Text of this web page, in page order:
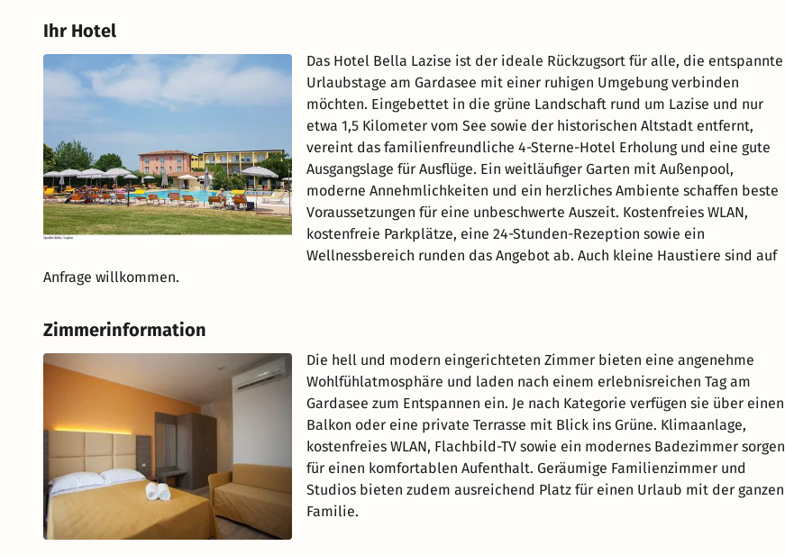
Ihr Hotel
Das Hotel Bella Lazise ist der ideale Rückzugsort für alle, die entspannte
Urlaubstage am Gardasee mit einer ruhigen Umgebung verbinden
möchten. Eingebettet in die grüne Landschaft rund um Lazise und nur
etwa 1,5 Kilometer vom See sowie der historischen Altstadt entfernt,
vereint das familienfreundliche 4-Sterne-Hotel Erholung und eine gute
Ausgangslage für Ausflüge. Ein weitläufiger Garten mit Außenpool,
moderne Annehmlichkeiten und ein herzliches Ambiente schaffen beste
Voraussetzungen für eine unbeschwerte Auszeit. Kostenfreies WLAN,
kostenfreie Parkplätze, eine 24-Stunden-Rezeption sowie ein
Wellnessbereich runden das Angebot ab. Auch kleine Haustiere sind auf
Anfrage willkommen.
Zimmerinformation
Die hell und modern eingerichteten Zimmer bieten eine angenehme
Wohlfühlatmosphäre und laden nach einem erlebnisreichen Tag am
Gardasee zum Entspannen ein. Je nach Kategorie verfügen sie über einen
Balkon oder eine private Terrasse mit Blick ins Grüne. Klimaanlage,
kostenfreies WLAN, Flachbild-TV sowie ein modernes Badezimmer sorgen
für einen komfortablen Aufenthalt. Geräumige Familienzimmer und
Studios bieten zudem ausreichend Platz für einen Urlaub mit der ganzen
Familie.